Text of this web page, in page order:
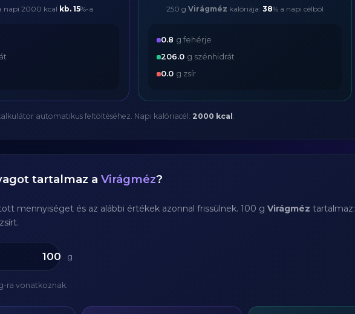
napi 2000 kcal kb. 15%-a
250 g Virágméz kalóriája: 38% a napi célból
0.8 g fehérje
206.0 g szénhidrát
0.0 g zsír
automatikus feltöltéséhez. Napi kalóriacél: 2000 kcal .
tartalmaz a Virágméz?
mennyiséget és az alábbi értékek azonnal frissülnek. 100 g Virágméz tartalmaz:
zsírt.
g
ra vonatkoznak.